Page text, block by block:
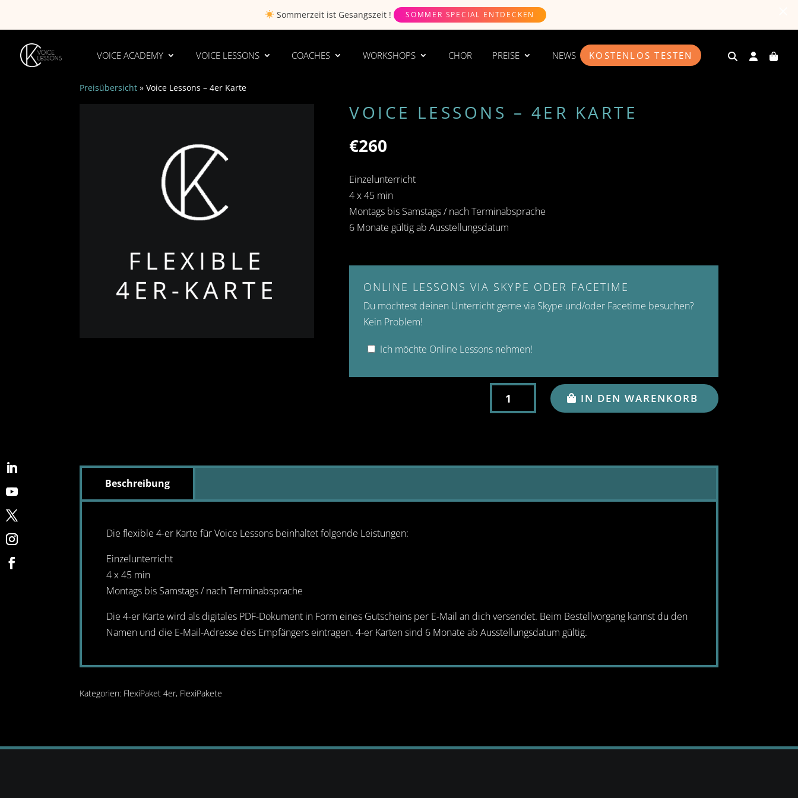
Sommerzeit istGesangszeit ! SOMMER SPECIAL ENTDECKEN
VOICE ACADEMY VOICE LESSONS COACHES WORKSHOPS CHOR PREISE NEWS KOSTENLOS TESTEN
Preisübersicht »Voice Lessons – 4er Karte
VOICE LESSONS – 4ER KARTE
€260
Einzelunterricht
4 x 45 min
Montags bis Samstags / nach Terminabsprache
6 Monate gültig ab Ausstellungsdatum
ONLINE LESSONS VIA SKYPE ODER FACETIME
Du möchtest deinen Unterricht gerne via Skype und/oder Facetime besuchen?
Kein Problem!
Ich möchte Online Lessons nehmen!
LESSONS
MENGE
IN DEN WARENKORB
Beschreibung
Die flexible 4-er Karte für Voice Lessons beinhaltet folgende Leistungen:
Einzelunterricht
4 x 45 min
Montags bis Samstags / nach Terminabsprache
Die 4-er Karte wird als digitales PDF-Dokument in Form eines Gutscheins per E-Mail an dich versendet. Beim Bestellvorgang kannst du den
Namen und die E-Mail-Adresse des Empfängers eintragen. 4-er Karten sind 6 Monate ab Ausstellungsdatum gültig.
Kategorien: FlexiPaket 4er, FlexiPakete